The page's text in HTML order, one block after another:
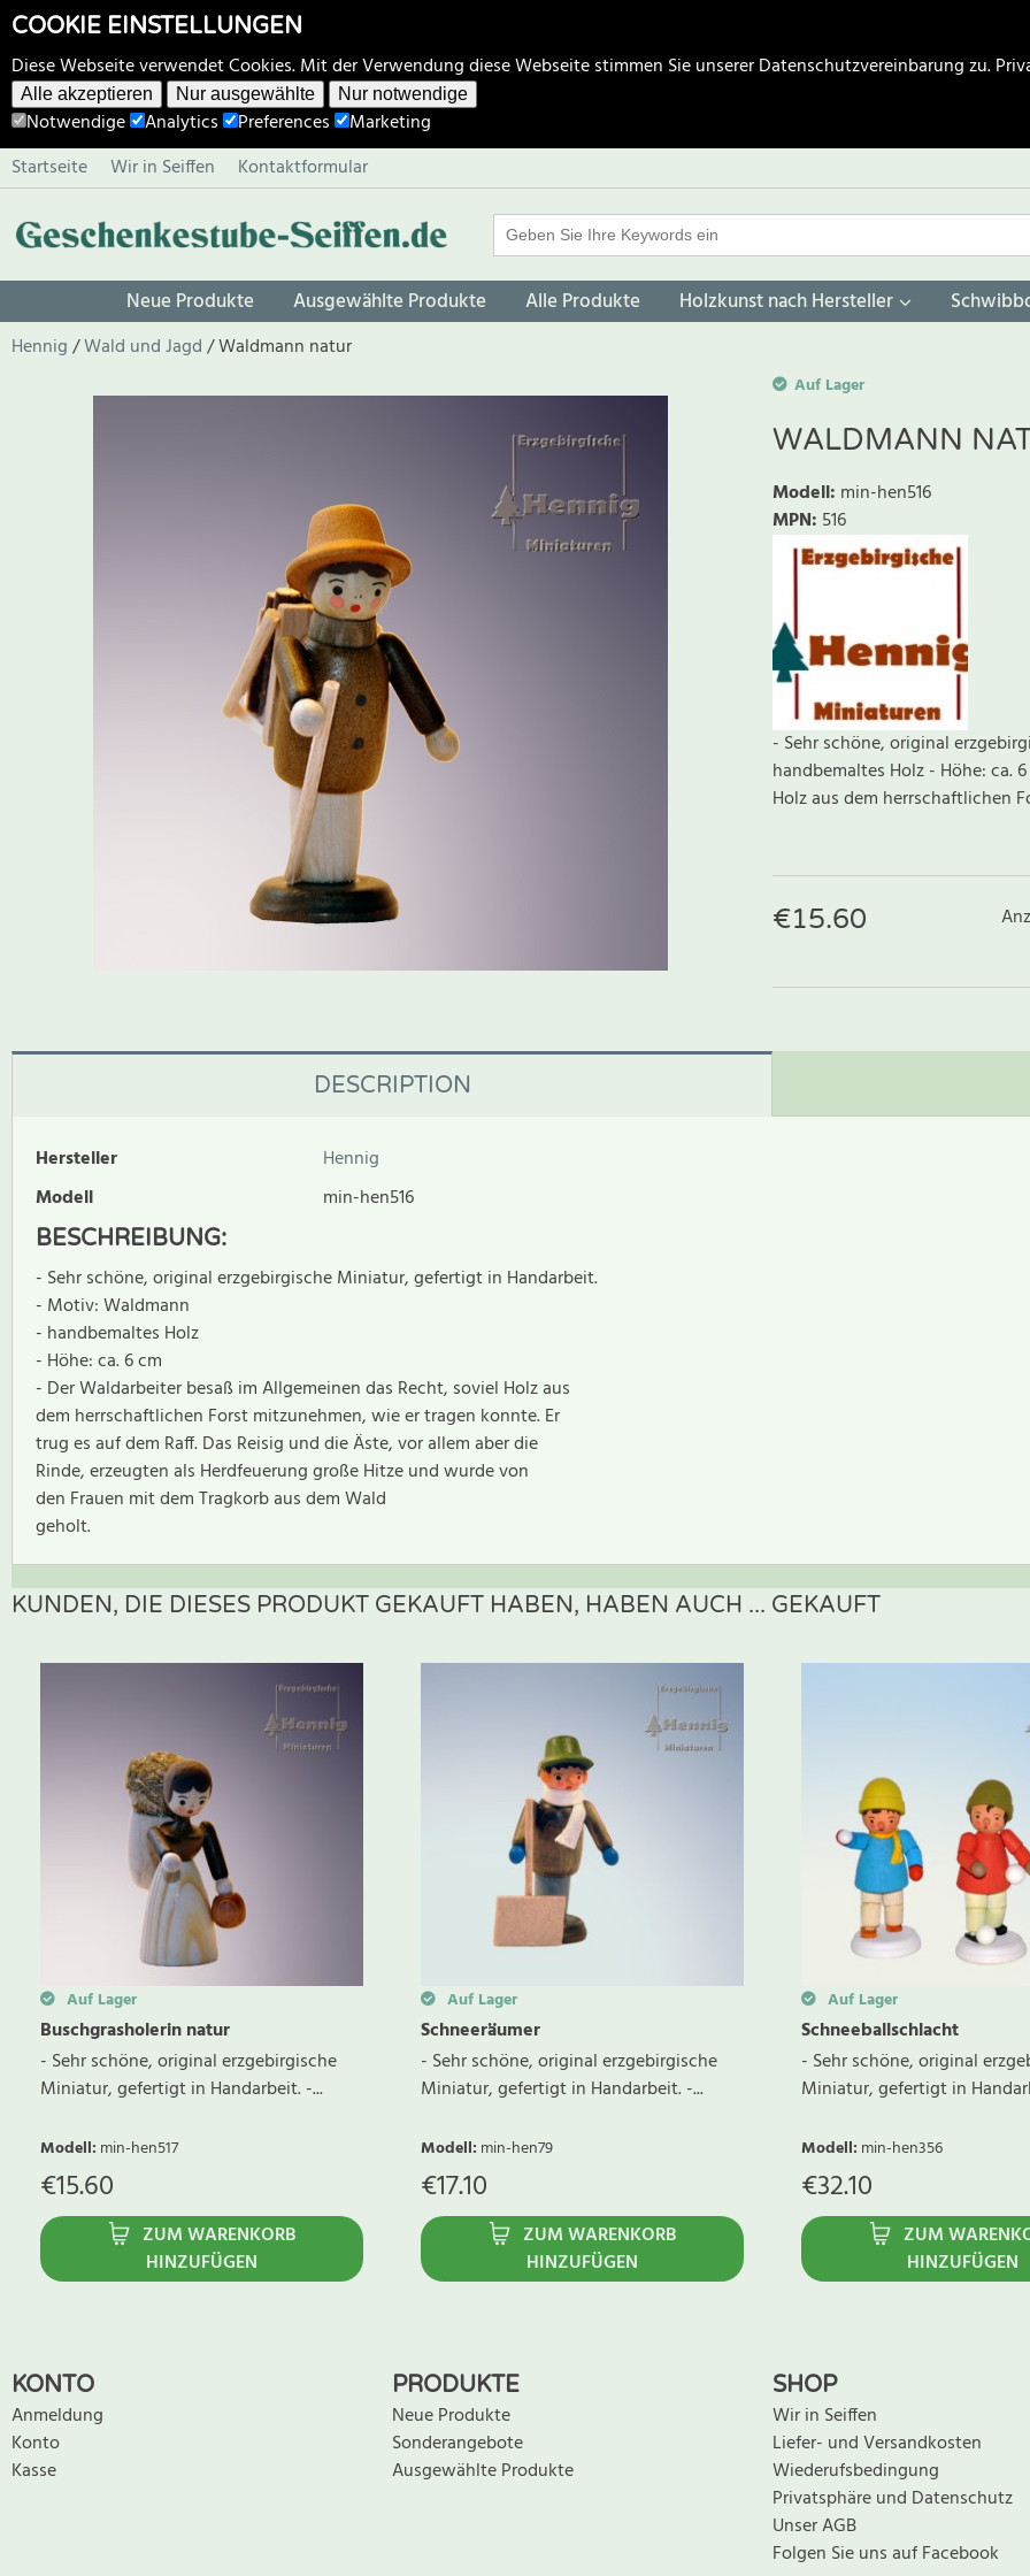
COOKIE EINSTELLUNGEN
Diese Webseite verwendet Cookies. Mit der Verwendung diese Webseite stimmen Sie unserer Datenschutzvereinbarung zu.
Alle akzeptieren Nur ausgewählte Nur notwendige
Notwendige Analytics Preferences
Marketing
Startseite
Wir in Seiffen Kontaktformular
Neue Produkte Ausgewählte Produkte Alle Produkte Holzkunst nach Hersteller
Hennig Wald und Jagd Waldmann natur
Auf Lager
WALDMANN
Modell: min-hen516
MPN: 516
- Sehr schöne, original
handbemaltes Holz - Höhe: ca.
Holz aus dem herrschaftlichen
€15.60
DESCRIPTION
Hersteller
Hennig
Modell
min-hen516
BESCHREIBUNG:
- Sehr schöne, original erzgebirgische Miniatur, gefertigt in Handarbeit.
- Motiv: Waldmann
- handbemaltes Holz
- Höhe: ca. 6 cm
- Der Waldarbeiter besaß im Allgemeinen das Recht, soviel Holz aus
dem herrschaftlichen Forst mitzunehmen, wie er tragen konnte. Er
trug es auf dem Raff. Das Reisig und die Äste, vor allem aber die
Rinde, erzeugten als Herdfeuerung große Hitze und wurde von
den Frauen mit dem Tragkorb aus dem Wald
geholt.
Zur Zeit gibt es keine Produktrezensionen. Sei der erste, der Bewertung schreiben
KUNDEN, DIE DIESES PRODUKT GEKAUFT HABEN, HABEN AUCH ... GEKAUFT
Auf Lager
Buschgrasholerin natur
- Sehr schöne, original erzgebirgische
Miniatur, gefertigt in Handarbeit. -...
Modell: min-hen517
€15.60
ZUM WARENKORB
HINZUFÜGEN
Auf Lager
Schneeräumer
- Sehr schöne, original erzgebirgische
Miniatur, gefertigt in Handarbeit. -...
Modell: min-hen79
€17.10
ZUM WARENKORB
HINZUFÜGEN
Auf Lager
Schneeballschlacht
- Sehr schöne, original
Miniatur, gefertigt in
Modell: min-hen356
€32.10
ZUM
HINZUFÜGEN
KONTO
Anmeldung
Konto
Kasse
PRODUKTE
Neue Produkte
Sonderangebote
Ausgewählte Produkte
SHOP
Wir in Seiffen
Liefer- und Versandkosten
Wiederufsbedingung
Privatsphäre und Datenschutz
Unser AGB
Folgen Sie uns auf Facebook